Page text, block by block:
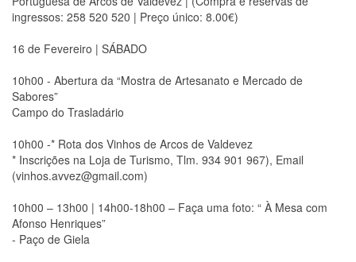
ingressos: 258 520 520 | Preço único: 8.00€)
16 de Fevereiro | SÁBADO
10h00 - Abertura da “Mostra de Artesanato e Mercado de
Sabores”
Campo do Trasladário
10h00 -* Rota dos Vinhos de Arcos de Valdevez
* Inscrições na Loja de Turismo, Tlm. 934 901 967), Email
(vinhos.avvez@gmail.com)
10h00 – 13h00 | 14h00-18h00 – Faça uma foto: “ À Mesa com
Afonso Henriques”
- Paço de Giela